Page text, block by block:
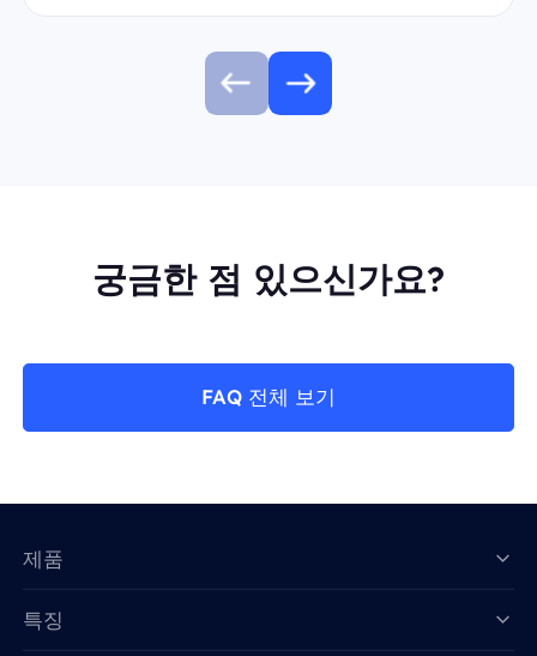
궁금한 점 있으신가요?
FAQ 전체 보기
제품
특징